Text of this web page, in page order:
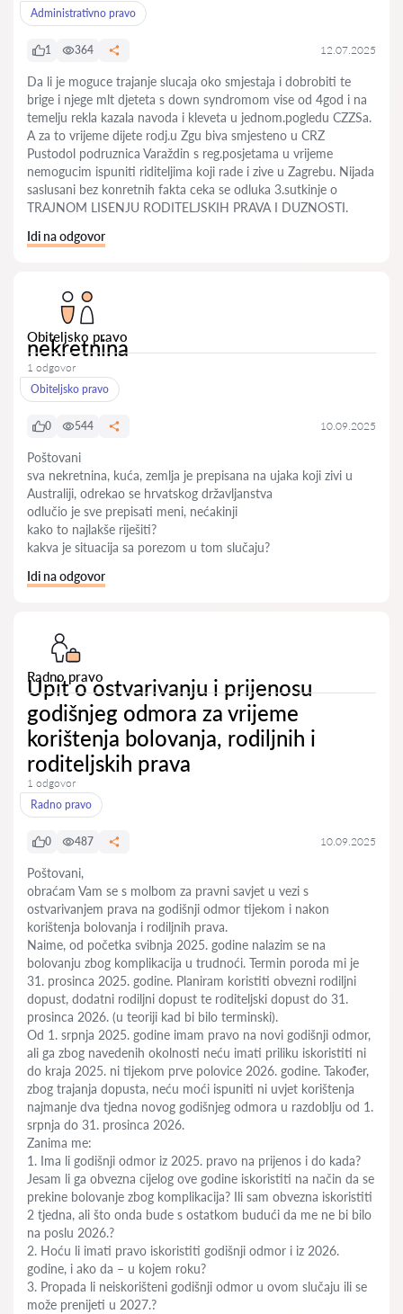
Administrativno pravo
1 364 12.07.2025
Da li je moguce trajanje slucaja oko smjestaja i dobrobiti te
brige i njege mlt djeteta s down syndromom vise od 4god i na
temelju rekla kazala navoda i kleveta u jednom.pogledu CZZSa.
A za to vrijeme dijete rodj.u Zgu biva smjesteno u CRZ
Pustodol podruznica Varaždin s reg.posjetama u vrijeme
nemogucim ispuniti riditeljima koji rade i zive u Zagrebu. Nijada
saslusani bez konretnih fakta ceka se odluka 3.sutkinje o
TRAJNOM LISENJU RODITELJSKIH PRAVA I DUZNOSTI.
Idi na odgovor
Obiteljsko pravo
nekretnina
1 odgovor
Obiteljsko pravo
0 544 10.09.2025
Poštovani
sva nekretnina, kuća, zemlja je prepisana na ujaka koji zivi u
Australiji, odrekao se hrvatskog državljanstva
odlučio je sve prepisati meni, nećakinji
kako to najlakše riješiti?
kakva je situacija sa porezom u tom slučaju?
Idi na odgovor
Radno pravo
Upit o ostvarivanju i prijenosu
godišnjeg odmora za vrijeme
korištenja bolovanja, rodiljnih i
roditeljskih prava
1 odgovor
Radno pravo
0 487 10.09.2025
Poštovani,
obraćam Vam se s molbom za pravni savjet u vezi s
ostvarivanjem prava na godišnji odmor tijekom i nakon
korištenja bolovanja i rodiljnih prava.
Naime, od početka svibnja 2025. godine nalazim se na
bolovanju zbog komplikacija u trudnoći. Termin poroda mi je
31. prosinca 2025. godine. Planiram koristiti obvezni rodiljni
dopust, dodatni rodiljni dopust te roditeljski dopust do 31.
prosinca 2026. (u teoriji kad bi bilo terminski).
Od 1. srpnja 2025. godine imam pravo na novi godišnji odmor,
ali ga zbog navedenih okolnosti neću imati priliku iskoristiti ni
do kraja 2025. ni tijekom prve polovice 2026. godine. Također,
zbog trajanja dopusta, neću moći ispuniti ni uvjet korištenja
najmanje dva tjedna novog godišnjeg odmora u razdoblju od 1.
srpnja do 31. prosinca 2026.
Zanima me:
1. Ima li godišnji odmor iz 2025. pravo na prijenos i do kada?
Jesam li ga obvezna cijelog ove godine iskoristiti na način da se
prekine bolovanje zbog komplikacija? Ili sam obvezna iskoristiti
2 tjedna, ali što onda bude s ostatkom budući da me ne bi bilo
na poslu 2026.?
2. Hoću li imati pravo iskoristiti godišnji odmor i iz 2026.
godine, i ako da – u kojem roku?
3. Propada li neiskorišteni godišnji odmor u ovom slučaju ili se
može prenijeti u 2027.?